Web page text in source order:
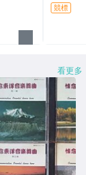
競標
看更多